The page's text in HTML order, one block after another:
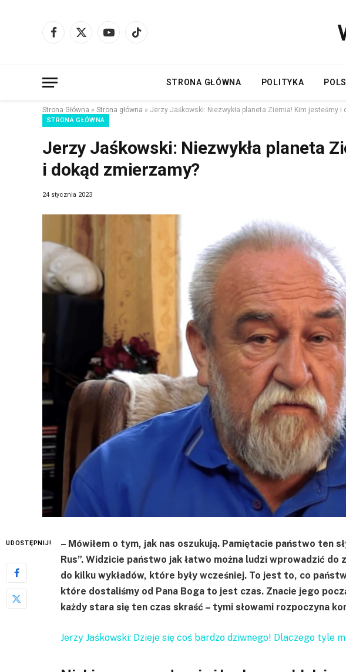
Facebook
X
YouTubeTikTok
STRONA GŁÓWNA POLITYKA
Strona Główna » Strona główna » Jerzy Jaśkowski: Niezwykła planeta Ziemia! Kim jesteśmy i
STRONA GŁÓWNA
Jerzy Jaśkowski: Niezwykła planeta
i dokąd zmierzamy?
24 stycznia 2023
UDOSTĘPNIJ!
– Mówiłem o tym, jak nas oszukują. Pamiętacie państwo ten
Rus”. Widzicie państwo jak łatwo można ludzi wprowadzić do
do kilku wykładów, które były wcześniej. To jest to, co
które dostaliśmy od Pana Boga to jest czas. Znacie jego
każdy stara się ten czas skraść – tymi słowami rozpoczyna
Jerzy Jaśkowski: Dzieje się coś bardzo dziwnego! Dlaczego tyle